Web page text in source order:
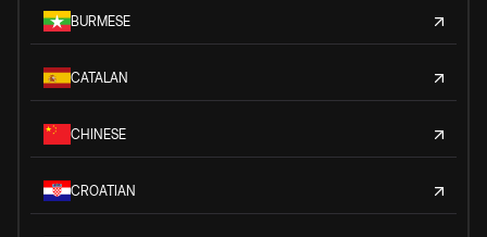
BURMESE
CATALAN
CHINESE
CROATIAN